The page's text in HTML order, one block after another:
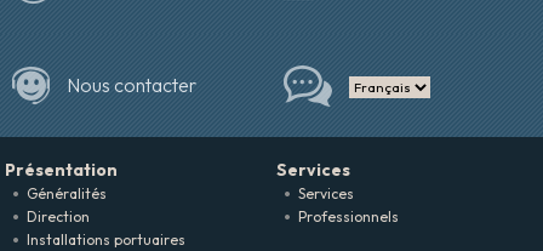
Nous contacter
Présentation
Généralités
Direction
Installations portuaires
Services
Services
Professionnels